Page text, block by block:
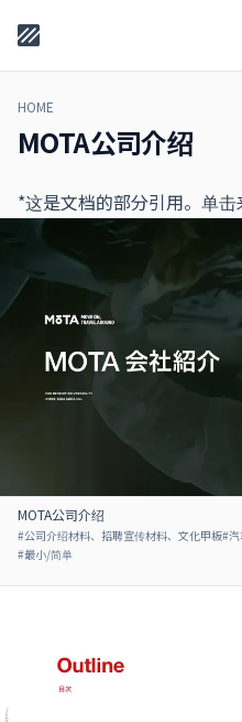
HOME
MOTA公司介绍
*这是文档的部分引用。单击
MOTA公司介绍
#公司介绍材料、招聘宣传材料、文化甲板#
#最小/简单